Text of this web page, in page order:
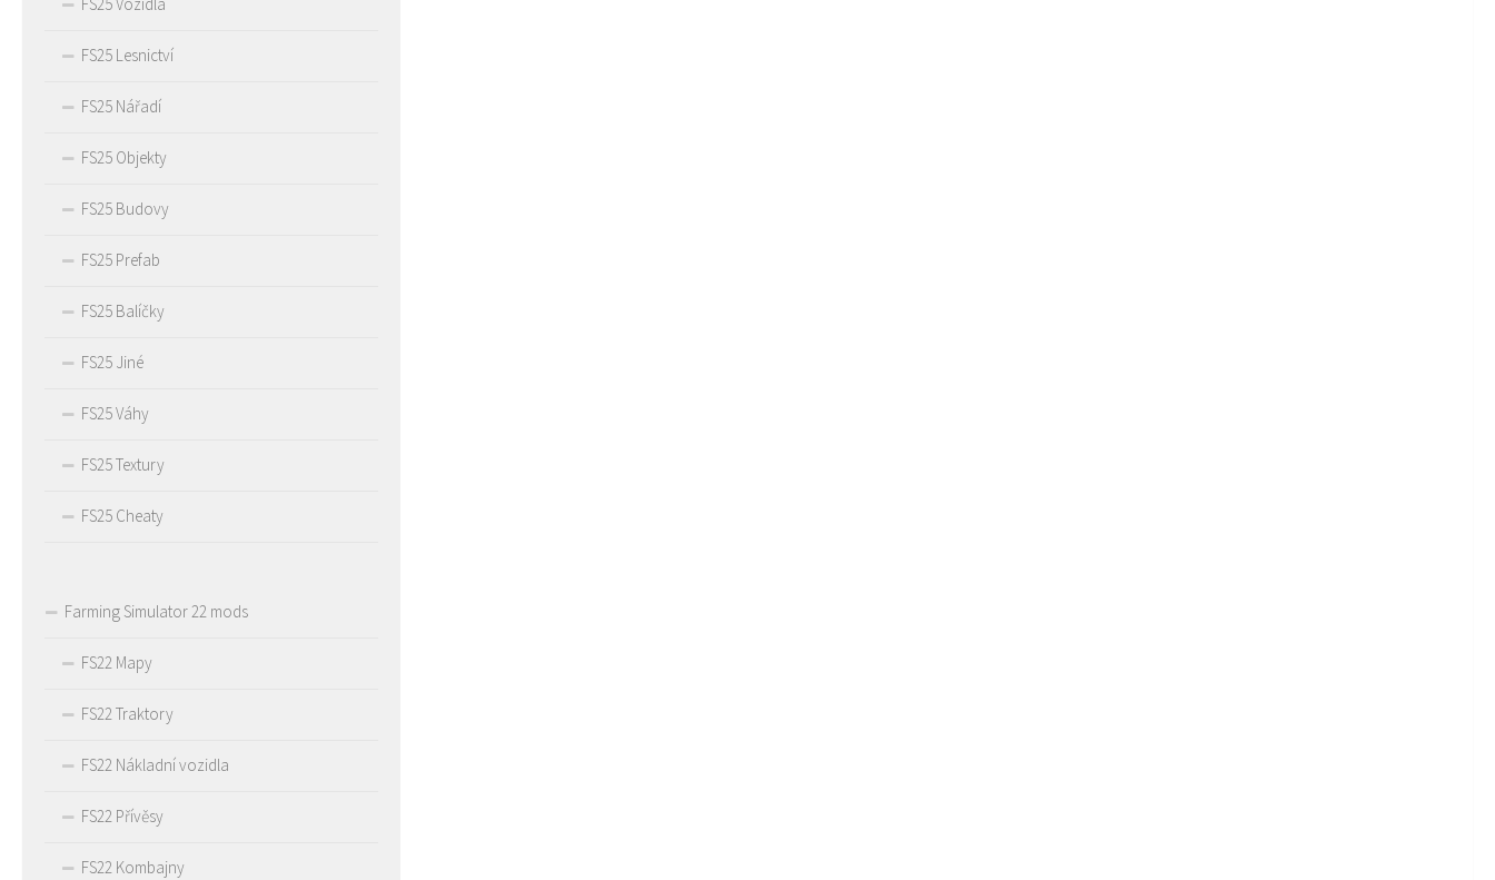
FS25 Vozidla
FS25 Lesnictví
FS25 Nářadí
FS25 Objekty
FS25 Budovy
FS25 Prefab
FS25 Balíčky
FS25 Jiné
FS25 Váhy
FS25 Textury
FS25 Cheaty
Farming Simulator 22 mods
FS22 Mapy
FS22 Traktory
FS22 Nákladní vozidla
FS22 Přívěsy
FS22 Kombajny